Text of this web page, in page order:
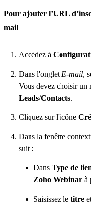
Pour ajouter l’URL
mail
Accédez à
Dans l'onglet E-mail,
Vous devez choisir un
Leads/Contacts.
Cliquez sur l'icône
Dans la fenêtre
suit :
Dans Type de lien
Zoho Webinar à
Saisissez le titre